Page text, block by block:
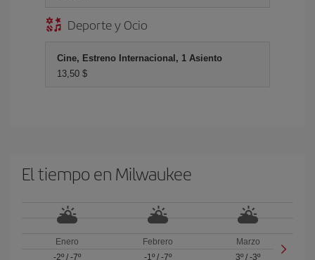
Deporte y Ocio
Cine, Estreno Internacional, 1 Asiento
13,50 $
El tiempo en Milwaukee
Enero
-2º/ -7º
Febrero
-1º/ -7º
Marzo
3º /-3º